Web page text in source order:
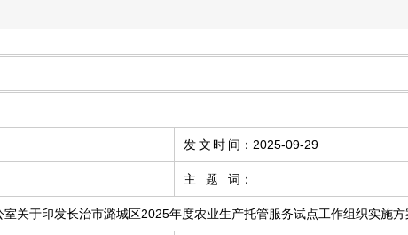
发文时间 ： 2025-09-29
主题词 ：
关于印发长治市潞城区2025年度农业生产托管服务试点工作组织实施方